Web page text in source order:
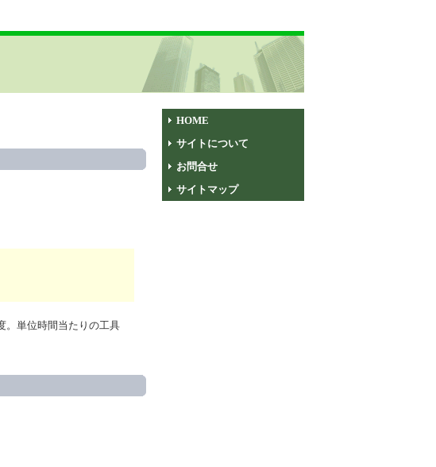
。単位時間当たりの工具
HOME
サイトについて
お問合せ
サイトマップ